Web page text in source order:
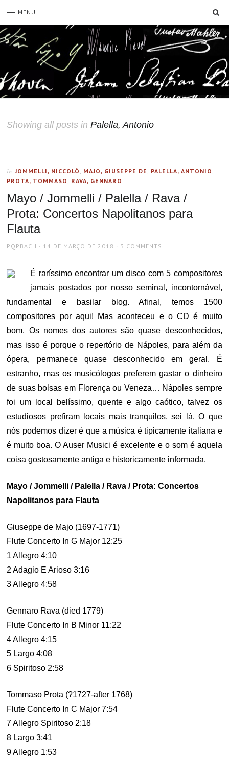
MENU
Showing all posts inPalella, Antonio
In JOMMELLI, NICCOLÒ , MAJO, GIUSEPPE DE , PALELLA, ANTONIO ,
PROTA, TOMMASO , RAVA, GENNARO
Mayo / Jommelli / Palella / Rava /
Prota: Concertos Napolitanos para
Flauta
AUTHOR
PQPBACH
POSTED
14 DE MARÇO DE 2018 3 COMMENTS
É raríssimo encontrar um disco com 5 compositores
jamais postados por nosso seminal, incontornável,
fundamental e basilar blog. Afinal, temos 1500
compositores por aqui! Mas aconteceu e o CD é muito
bom. Os nomes dos autores são quase desconhecidos,
mas isso é porque o repertório de Nápoles, para além da
ópera, permanece quase desconhecido em geral. É
estranho, mas os musicólogos preferem gastar o dinheiro
de suas bolsas em Florença ou Veneza… Nápoles sempre
foi um local belíssimo, quente e algo caótico, talvez os
estudiosos prefiram locais mais tranquilos, sei lá. O que
nós podemos dizer é que a música é tipicamente italiana e
é muito boa. O Auser Musici é excelente e o som é aquela
coisa gostosamente antiga e historicamente informada.
Mayo / Jommelli / Palella / Rava / Prota: Concertos
Napolitanos para Flauta
Giuseppe de Majo (1697-1771)
Flute Concerto In G Major 12:25
1 Allegro 4:10
2 Adagio E Arioso 3:16
3 Allegro 4:58
Gennaro Rava (died 1779)
Flute Concerto In B Minor 11:22
4 Allegro 4:15
5 Largo 4:08
6 Spiritoso 2:58
Tommaso Prota (?1727-after 1768)
Flute Concerto In C Major 7:54
7 Allegro Spiritoso 2:18
8 Largo 3:41
9 Allegro 1:53